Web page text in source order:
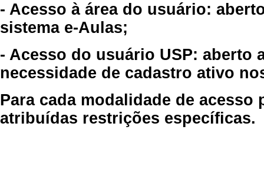
- Acesso à área do usuário:
sistema e-Aulas;
- Acesso do usuário USP: aberto
necessidade de cadastro ativo
Para cada modalidade de
atribuídas restrições específicas.